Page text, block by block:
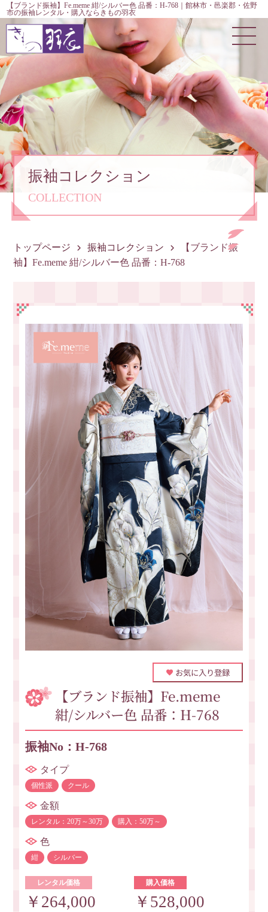
【ブランド振袖】Fe.meme 紺/シルバー色 品番：H-768｜館林市・邑楽郡・佐野
市の振袖レンタル・購入ならきもの羽衣
振袖コレクション
COLLECTION
トップページ 振袖コレクション
【ブランド振
袖】Fe.meme 紺/シルバー色 品番：H-768
【ブランド振袖】Fe.meme
紺/シルバー色 品番：H-768
振袖No：H-768
タイプ
個性派 クール
金額
レンタル：20万～30万 購入：50万～
色
紺 シルバー
レンタル価格
￥264,000
購入価格
￥528,000
お気に入り登録